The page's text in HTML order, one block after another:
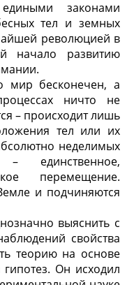
законами
тел и земных
революцией в
начало развитию
мир бесконечен, а
ничто не
– происходит лишь
тел или их
неделимых
единственное,
перемещение.
и подчиняются
выяснить с
свойства
теорию на основе
Он исходил